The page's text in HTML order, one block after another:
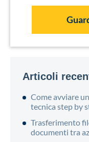
Articoli
Come avviare
tecnica step by
Trasferimento
documenti tra